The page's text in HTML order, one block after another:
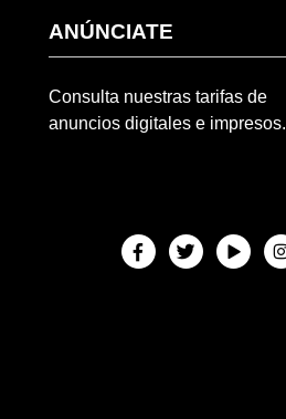
ANÚNCIATE
Consulta nuestras tarifas de
anuncios digitales e impresos.